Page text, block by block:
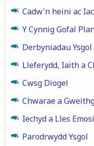
Cadw'n heini ac
Y Cynnig Gofal
Derbyniadau Ysgol
Lleferydd, Iaith a
Cwsg Diogel
Chwarae a
Iechyd a Lles
Parodrwydd Ysgol